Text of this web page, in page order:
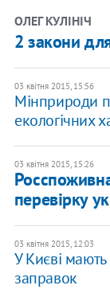
ОЛЕГ КУЛІНІЧ
2 закони
03 квітня 2015, 15:56
Мінприроди
екологічних
03 квітня 2015, 15:26
перевірку
03 квітня 2015, 12:03
У Києві
заправок